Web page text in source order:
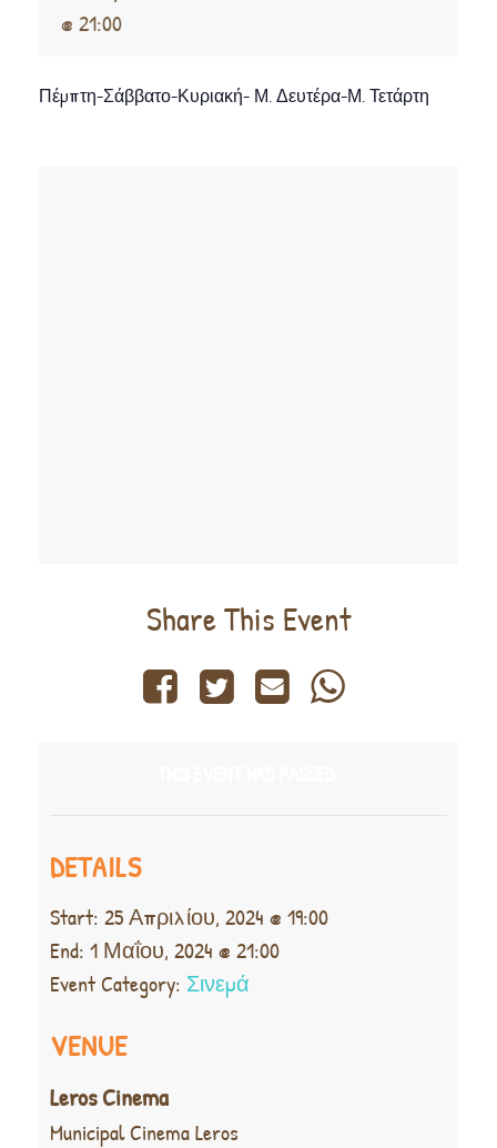
@ 21:00
Πέμπτη-Σάββατο-Κυριακή- Μ. Δευτέρα-Μ. Τετάρτη
Share This Event
DETAILS
Start: 25 Απριλίου, 2024 @ 19:00
End: 1 Μαΐου, 2024 @ 21:00
Event Category: Σινεμά
VENUE
Leros Cinema
Municipal Cinema Leros